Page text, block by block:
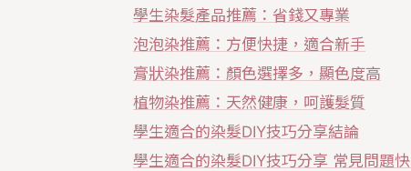
學生染髮產品推薦：省錢又專業
泡泡染推薦：方便快捷，適合新手
膏狀染推薦：顏色選擇多，顯色度高
植物染推薦：天然健康，呵護髮質
學生適合的染髮DIY技巧分享結論
學生適合的染髮DIY技巧分享 常見問題